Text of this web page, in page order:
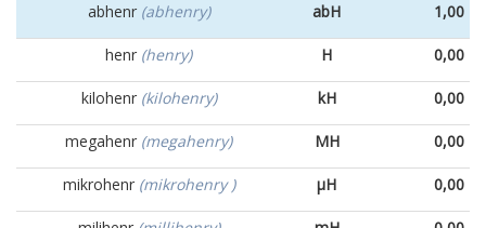
abhenr (abhenry) abH 1,00
henr (henry) H 0,00
kilohenr (kilohenry) kH 0,00
megahenr (megahenry) MH 0,00
mikrohenr (mikrohenry ) µH 0,00